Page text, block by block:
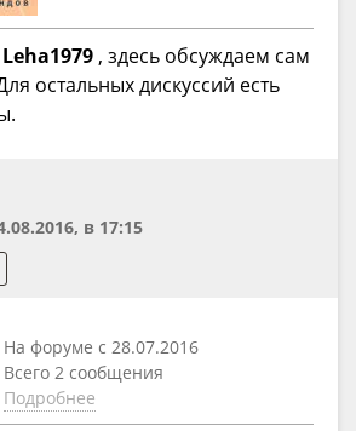
Leha1979 , здесь обсуждаем сам
остальных дискуссий есть
в 17:15
На форуме с 28.07.2016
Всего 2 сообщения
Подробнее